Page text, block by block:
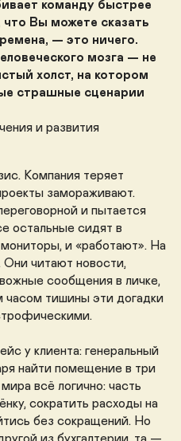
команду быстрее
Вы можете сказать
— это ничего.
мозга — не
холст, на котором
страшные сценарии
и развития
Компания теряет
замораживают.
и пытается
остальные сидят в
и «работают». На
читают новости,
сообщения в личке,
часом тишины эти догадки
у клиента: генеральный
найти помещение в три
всё логично: часть
сократить расходы на
без сокращений. Но